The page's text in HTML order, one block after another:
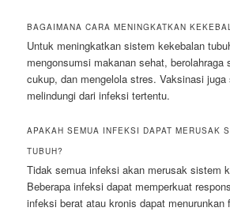
BAGAIMANA CARA MENINGKATKAN
Untuk meningkatkan sistem kekebalan
mengonsumsi makanan sehat, berolahraga
cukup, dan mengelola stres. Vaksinasi
melindungi dari infeksi tertentu.
APAKAH SEMUA INFEKSI DAPAT MERUSAK
TUBUH?
Tidak semua infeksi akan merusak sistem
Beberapa infeksi dapat memperkuat
infeksi berat atau kronis dapat menurunkan